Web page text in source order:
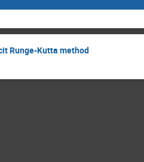
Runge-Kutta method